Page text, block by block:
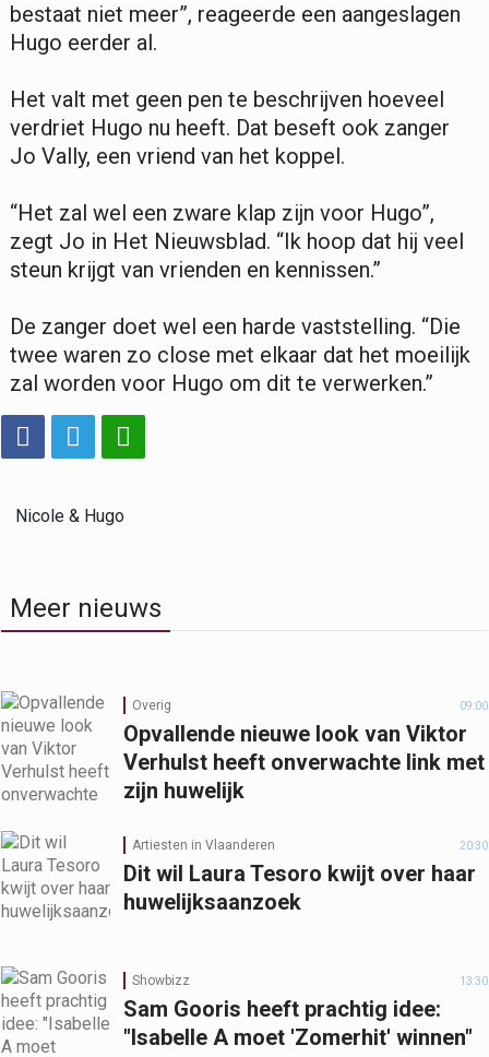
bestaat niet meer”, reageerde een aangeslagen
Hugo eerder al.
Het valt met geen pen te beschrijven hoeveel
verdriet Hugo nu heeft. Dat beseft ook zanger
Jo Vally, een vriend van het koppel.
“Het zal wel een zware klap zijn voor Hugo”,
zegt Jo in Het Nieuwsblad. “Ik hoop dat hij veel
steun krijgt van vrienden en kennissen.”
De zanger doet wel een harde vaststelling. “Die
twee waren zo close met elkaar dat het moeilijk
zal worden voor Hugo om dit te verwerken.”
Nicole & Hugo
Meer nieuws
Overig 09:00
Opvallende nieuwe look van Viktor
Verhulst heeft onverwachte link met
zijn huwelijk
Artiesten in Vlaanderen 20:30
Dit wil Laura Tesoro kwijt over haar
huwelijksaanzoek
Showbizz 13:30
Sam Gooris heeft prachtig idee:
"Isabelle A moet 'Zomerhit' winnen"